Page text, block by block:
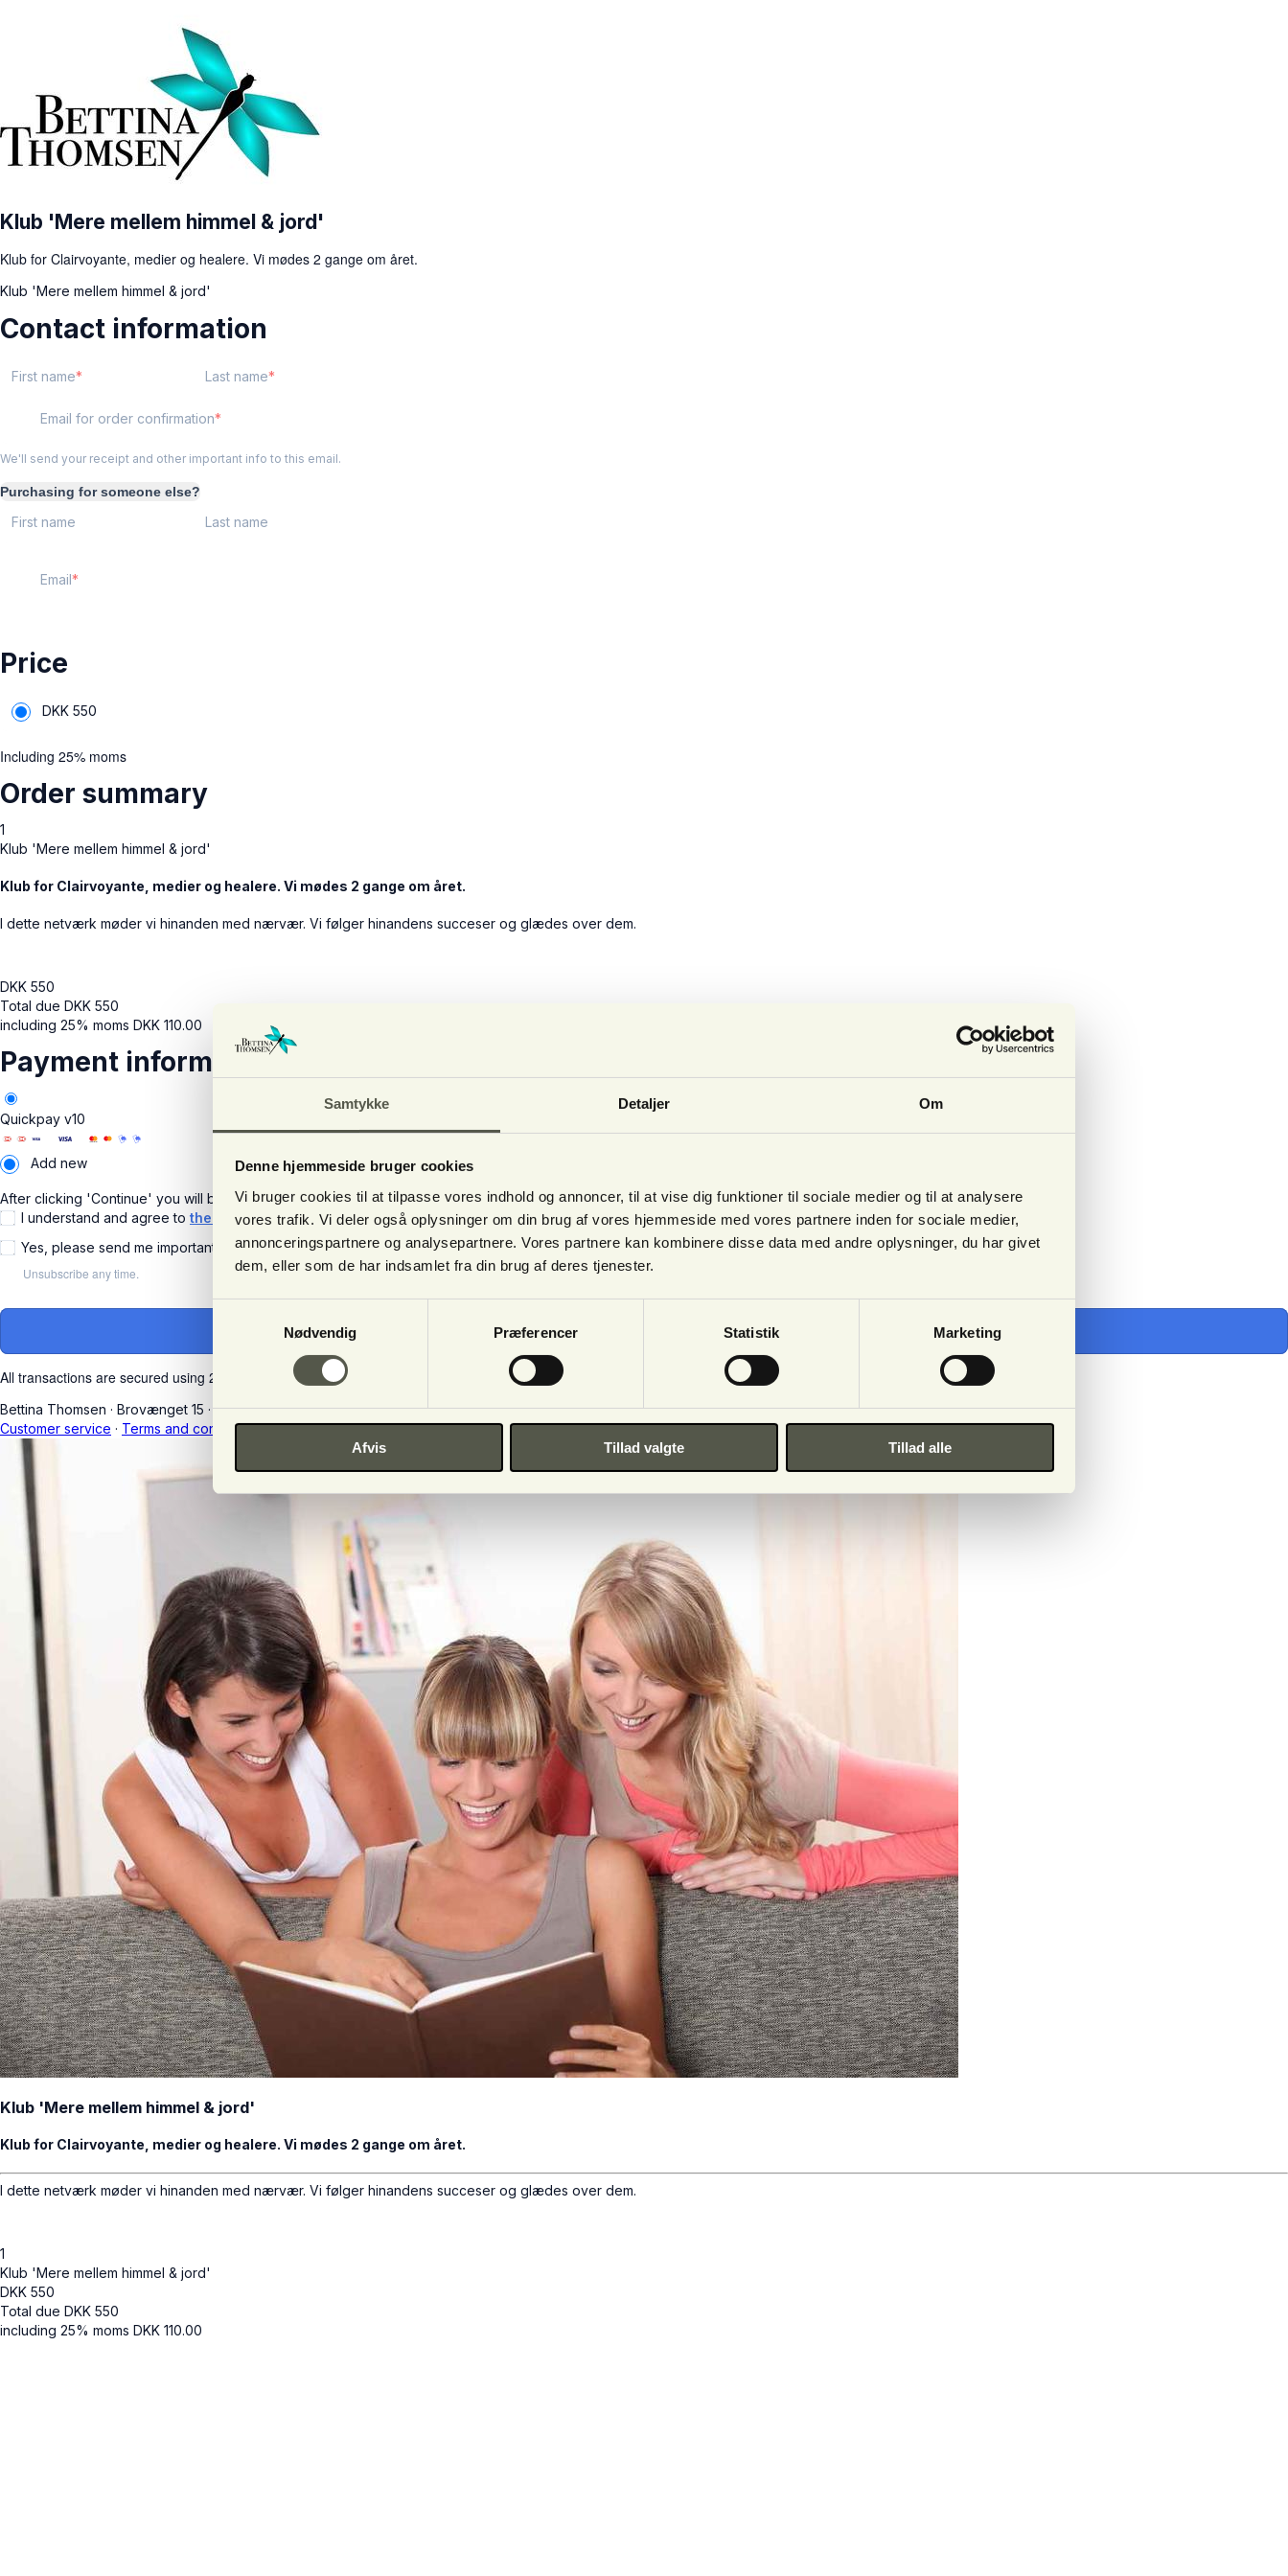
Samtykke Detaljer Om
Denne hjemmeside bruger cookies
Vi bruger cookies til at tilpasse vores indhold og annoncer, til at vise dig funktioner til sociale medier og til at analysere
vores trafik. Vi deler også oplysninger om din brug af vores hjemmeside med vores partnere inden for sociale medier,
annonceringspartnere og analysepartnere. Vores partnere kan kombinere disse data med andre oplysninger, du har givet
dem, eller som de har indsamlet fra din brug af deres tjenester.
Samtykkevalg
Nødvendig
Præferencer Statistik Marketing
Afvis Tillad valgte Tillad alle
Klub 'Mere mellem himmel & jord'
Klub for Clairvoyante, medier og healere. Vi mødes 2 gange om året.
Klub 'Mere mellem himmel & jord'
Contact information
First name Last name
Email for order confirmation
We'll send your receipt and other important info to this email.
Purchasing for someone else?
First name Last name
Email
Price
DKK 550
Including 25% moms
Order summary
1
Klub 'Mere mellem himmel & jord'
Klub for Clairvoyante, medier og healere. Vi mødes 2 gange om året.
I dette netværk møder vi hinanden med nærvær. Vi følger hinandens succeser og glædes over dem.
DKK 550
Total due DKK 550
including 25% moms DKK 110.00
Payment information
Quickpay v10
Add new
After clicking 'Continue' you will be redirected to complete your purchase securely with Quickpay v10.
I understand and agree to the terms
Yes, please send me important news and special offers via email(recommended)
Unsubscribe any time.
All transactions are secured using 256-bit encryption.
Bettina Thomsen · Brovænget 15 ·8250 Egå·Denmark·CVR nr. 28063016·(+45) 25511063
Customer service · Terms and conditions
Klub 'Mere mellem himmel & jord'
Klub for Clairvoyante, medier og healere. Vi mødes 2 gange om året.
I dette netværk møder vi hinanden med nærvær. Vi følger hinandens succeser og glædes over dem.
1
Klub 'Mere mellem himmel & jord'
DKK 550
Total due DKK 550
including 25% moms DKK 110.00